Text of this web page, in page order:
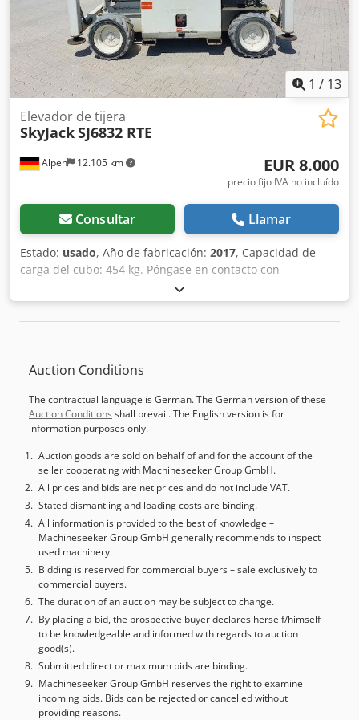
inspección y aprobación UVV. Áreas de pintura dañadas
pueden ser repintadas o reparadas a solicitud.
1 / 13
Alpen 12.105 km
Elevador de tijera
SkyJackSJ6832 RTE
EUR 8.000
precio fijo IVA no incluído
Consultar Llamar
Estado: usado, Año de fabricación: 2017, Capacidad de
carga del cubo: 454 kg. Póngase en contacto con
Gebrauchtgeräte Center para obtener más información.
Csdezg S Nnspfx Apierf DE01
Auction Conditions
The contractual language is German. The German version of these
Auction Conditions shall prevail. The English version is for
information purposes only.
Auction goods are sold on behalf of and for the account of the
seller cooperating with Machineseeker Group GmbH.
All prices and bids are net prices and do not include VAT.
Stated dismantling and loading costs are binding.
All information is provided to the best of knowledge –
Machineseeker Group GmbH generally recommends to inspect
used machinery.
Bidding is reserved for commercial buyers – sale exclusively to
commercial buyers.
The duration of an auction may be subject to change.
By placing a bid, the prospective buyer declares herself/himself
to be knowledgeable and informed with regards to auction
good(s).
Submitted direct or maximum bids are binding.
Machineseeker Group GmbH reserves the right to examine
incoming bids. Bids can be rejected or cancelled without
providing reasons.